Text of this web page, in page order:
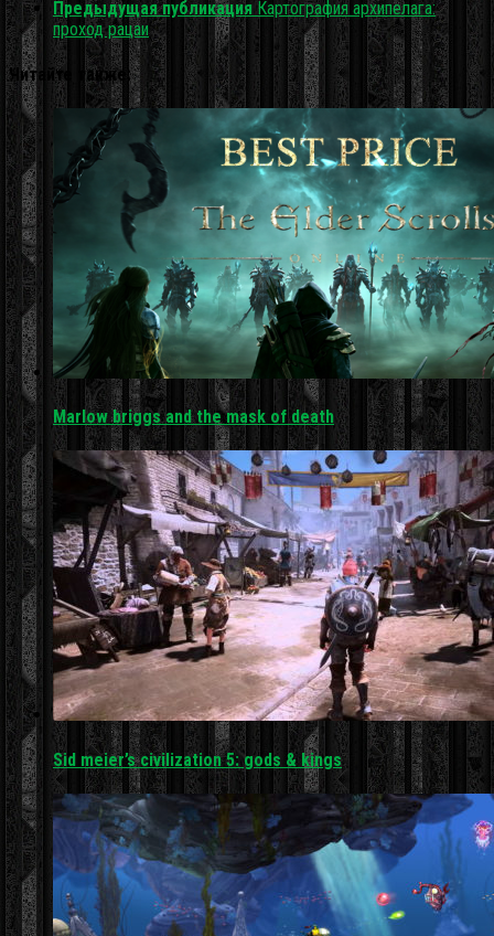
Предыдущая публикация Картография архипелага:
проход рацаи
Читайте также:
Marlow briggs and the mask of death
Sid meier’s civilization 5: gods & kings